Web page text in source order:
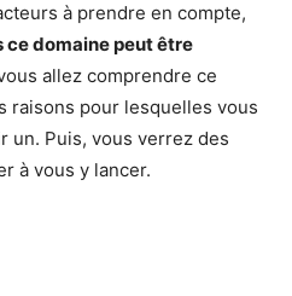
à prendre en compte,
domaine peut être
allez comprendre ce
raisons pour lesquelles vous
un. Puis, vous verrez des
à vous y lancer.